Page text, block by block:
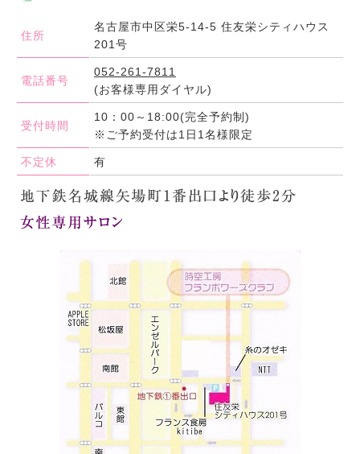
住所
名古屋市中区栄5-14-5 住友栄シティハウス
201号
電話番号
052-261-7811
(お客様専用ダイヤル)
受付時間
10：00～18:00(完全予約制)
※ご予約受付は1日1名様限定
不定休 有